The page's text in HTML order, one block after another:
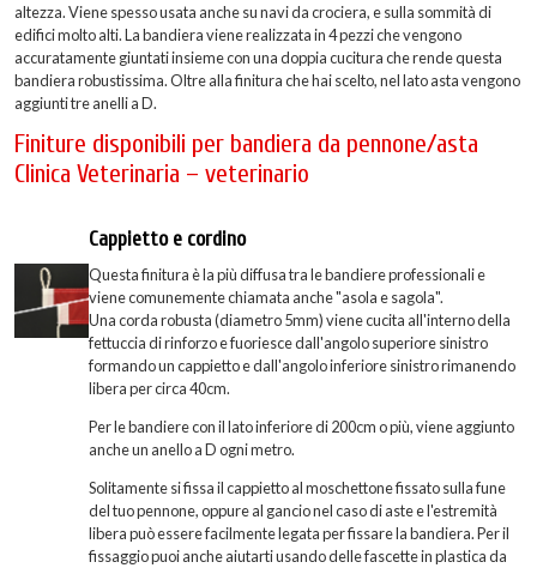
altezza. Viene spesso usata anche su navi da crociera, e sulla sommità di
edifici molto alti. La bandiera viene realizzata in 4 pezzi che vengono
accuratamente giuntati insieme con una doppia cucitura che rende questa
bandiera robustissima. Oltre alla finitura che hai scelto, nel lato asta vengono
aggiunti tre anelli a D.
Finiture disponibili per bandiera da pennone/asta
Clinica Veterinaria – veterinario
Cappietto e cordino
Questa finitura è la più diffusa tra le bandiere professionali e
viene comunemente chiamata anche "asola e sagola".
Una corda robusta (diametro 5mm) viene cucita all'interno della
fettuccia di rinforzo e fuoriesce dall'angolo superiore sinistro
formando un cappietto e dall'angolo inferiore sinistro rimanendo
libera per circa 40cm.
Per le bandiere con il lato inferiore di 200cm o più, viene aggiunto
anche un anello a D ogni metro.
Solitamente si fissa il cappietto al moschettone fissato sulla fune
del tuo pennone, oppure al gancio nel caso di aste e l'estremità
libera può essere facilmente legata per fissare la bandiera. Per il
fissaggio puoi anche aiutarti usando delle fascette in plastica da